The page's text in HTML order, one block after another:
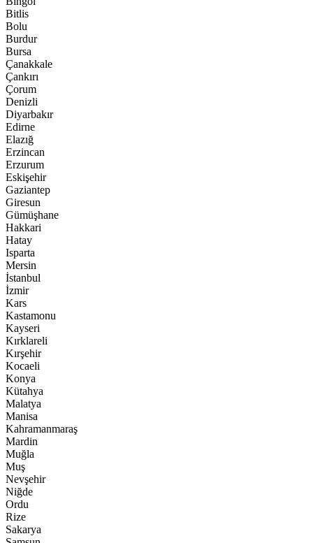
Bitlis
Bolu
Burdur
Bursa
Çanakkale
Çankırı
Çorum
Denizli
Diyarbakır
Edirne
Elazığ
Erzincan
Erzurum
Eskişehir
Gaziantep
Giresun
Gümüşhane
Hakkari
Hatay
Isparta
Mersin
İstanbul
İzmir
Kars
Kastamonu
Kayseri
Kırklareli
Kırşehir
Kocaeli
Konya
Kütahya
Malatya
Manisa
Kahramanmaraş
Mardin
Muğla
Muş
Nevşehir
Niğde
Ordu
Rize
Sakarya